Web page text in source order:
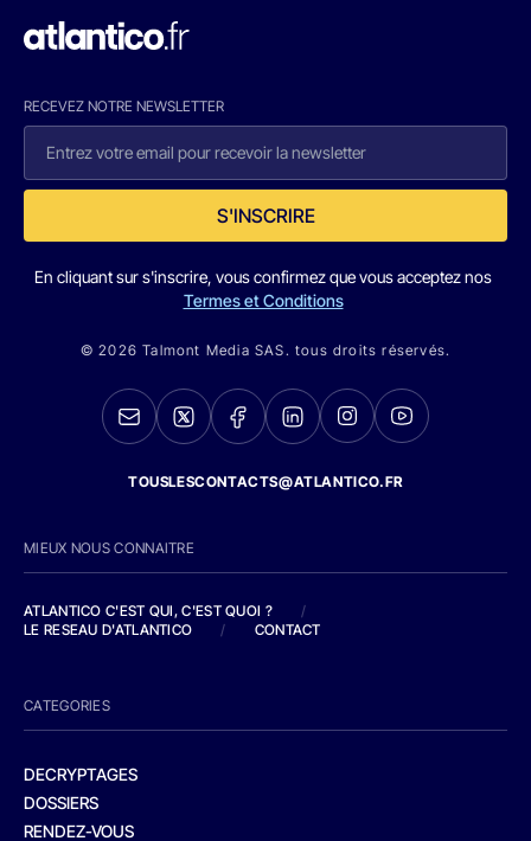
RECEVEZ NOTRE NEWSLETTER
S'INSCRIRE
En cliquant sur s'inscrire, vous confirmez que vous acceptez nos
Termes et Conditions
© 2026 Talmont Media SAS. tous droits réservés.
TOUSLESCONTACTS@ATLANTICO.FR
MIEUX NOUS CONNAITRE
ATLANTICO C'EST QUI, C'EST QUOI ?
/
LE RESEAU D'ATLANTICO
/ CONTACT
CATEGORIES
DECRYPTAGES
DOSSIERS
RENDEZ-VOUS